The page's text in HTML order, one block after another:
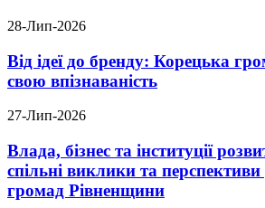
28-Лип-2026
Від ідеї до бренду: Корецька
свою впізнаваність
27-Лип-2026
Влада, бізнес та інституції
спільні виклики та
громад Рівненщини